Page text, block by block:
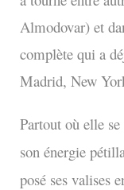
Almodovar) et
complète qui a
Madrid, New
Partout où elle
son énergie
posé ses valises